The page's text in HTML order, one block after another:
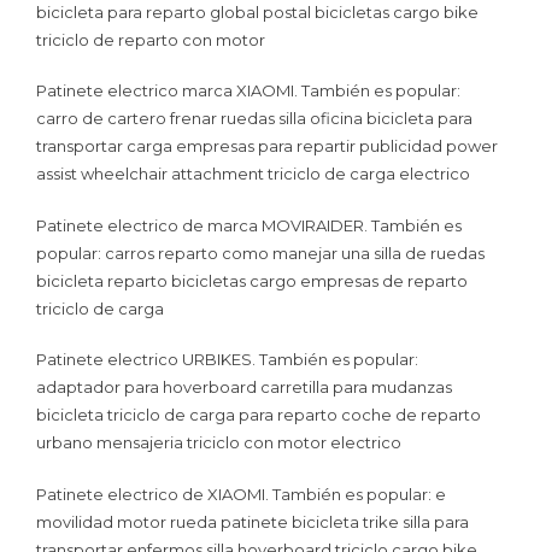
bicicleta para reparto global postal bicicletas cargo bike
triciclo de reparto con motor
Patinete electrico marca XIAOMI. También es popular:
carro de cartero frenar ruedas silla oficina bicicleta para
transportar carga empresas para repartir publicidad power
assist wheelchair attachment triciclo de carga electrico
Patinete electrico de marca MOVIRAIDER. También es
popular: carros reparto como manejar una silla de ruedas
bicicleta reparto bicicletas cargo empresas de reparto
triciclo de carga
Patinete electrico URBIKES. También es popular:
adaptador para hoverboard carretilla para mudanzas
bicicleta triciclo de carga para reparto coche de reparto
urbano mensajeria triciclo con motor electrico
Patinete electrico de XIAOMI. También es popular: e
movilidad motor rueda patinete bicicleta trike silla para